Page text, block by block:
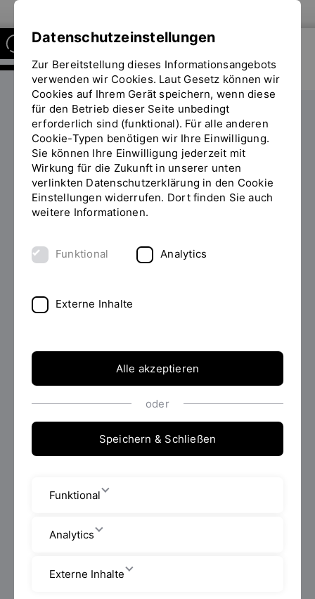
HOCHSCHULBIBLIOTHEK
Hochschulbibliothek
Regensburg
Suche im Bibliothekskatalog
Formulartitel
Datenschutzeinstellungen
Zur Bereitstellung dieses Informationsangebots
verwenden wir Cookies. Laut Gesetz können wir
Cookies auf Ihrem Gerät speichern, wenn diese
für den Betrieb dieser Seite unbedingt
erforderlich sind (funktional). Für alle anderen
Cookie-Typen benötigen wir Ihre Einwilligung.
Sie können Ihre Einwilligung jederzeit mit
Wirkung für die Zukunft in unserer unten
verlinkten Datenschutzerklärung in den Cookie
Einstellungen widerrufen. Dort finden Sie auch
weitere Informationen.
Funktional Analytics
Externe Inhalte
Alle akzeptieren
oder
Speichern & Schließen
Funktional
Analytics
Externe Inhalte